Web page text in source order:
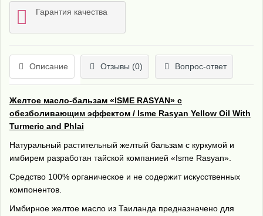
Гарантия качества
Описание Отзывы (0) Вопрос-ответ
Желтое масло-бальзам «ISME RASYAN» с
обезболивающим эффектом / Isme Rasyan Yellow Oil With
Turmeric and Phlai
Натуральный растительный желтый бальзам с куркумой и
имбирем разработан тайской компанией «Isme Rasyan».
Средство 100% органическое и не содержит искусственных
компонентов.
Имбирное желтое масло из Таиланда предназначено для